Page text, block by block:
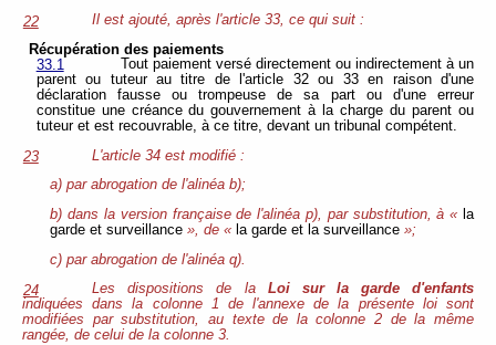
22
Il est ajouté, après l'article 33, ce qui suit :
Récupération des paiements
33.1
Tout paiement versé directement ou indirectement à un
parent ou tuteur au titre de l'article 32 ou 33 en raison d'une
déclaration fausse ou trompeuse de sa part ou d'une erreur
constitue une créance du gouvernement à la charge du parent ou
tuteur et est recouvrable, à ce titre, devant un tribunal compétent.
23
L'article 34 est modifié :
a) par abrogation de l'alinéa b);
b) dans la version française de l'alinéa p), par substitution, à « la
garde et surveillance», de « la garde et la surveillance»;
c) par abrogation de l'alinéa q).
24
Les dispositions de la Loi sur la garde d'enfants
indiquées dans la colonne 1 de l'annexe de la présente loi sont
modifiées par substitution, au texte de la colonne 2 de la même
rangée, de celui de la colonne 3.